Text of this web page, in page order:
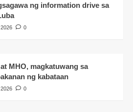
ng information drive sa
0
MHO, magkatuwang sa
ng kabataan
0